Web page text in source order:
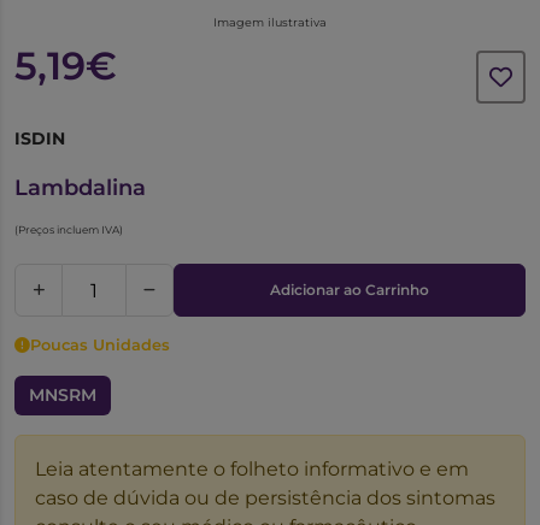
Imagem ilustrativa
5,19€
ISDIN
Lambdalina
(Preços incluem IVA)
Adicionar ao Carrinho
Poucas Unidades
MNSRM
Leia atentamente o folheto informativo e em
caso de dúvida ou de persistência dos sintomas